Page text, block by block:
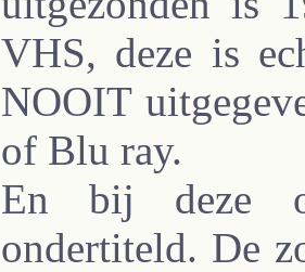
VHS, deze is
NOOIT
of Blu ray.
En bij deze
ondertiteld. De